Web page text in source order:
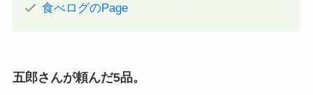
食べログのPage
五郎さんが頼んだ5品。